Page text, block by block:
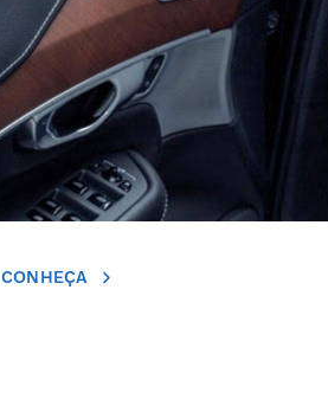
CONHEÇA